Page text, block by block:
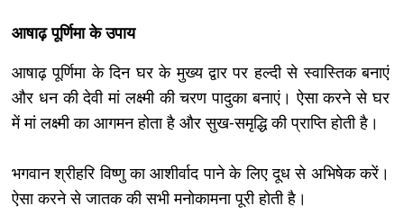
आषाढ़ पूर्णिमा के उपाय
आषाढ़ पूर्णिमा के दिन घर के मुख्य द्वार पर हल्दी से स्वास्तिक बनाएं
और धन की देवी मां लक्ष्मी की चरण पादुका बनाएं। ऐसा करने से घर
में मां लक्ष्मी का आगमन होता है और सुख-समृद्धि की प्राप्ति होती है।
भगवान श्रीहरि विष्णु का आशीर्वाद पाने के लिए दूध से अभिषेक करें।
ऐसा करने से जातक की सभी मनोकामना पूरी होती है।